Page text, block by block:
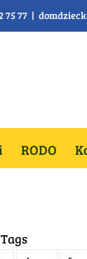
75 77 |
RODO